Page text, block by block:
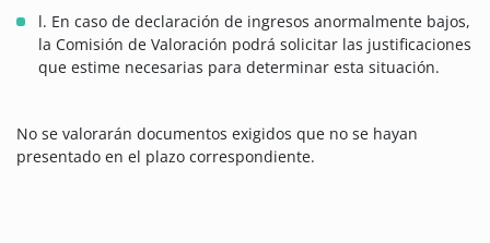
l. En caso de declaración de ingresos anormalmente bajos,
la Comisión de Valoración podrá solicitar las justificaciones
que estime necesarias para determinar esta situación.
No se valorarán documentos exigidos que no se hayan
presentado en el plazo correspondiente.